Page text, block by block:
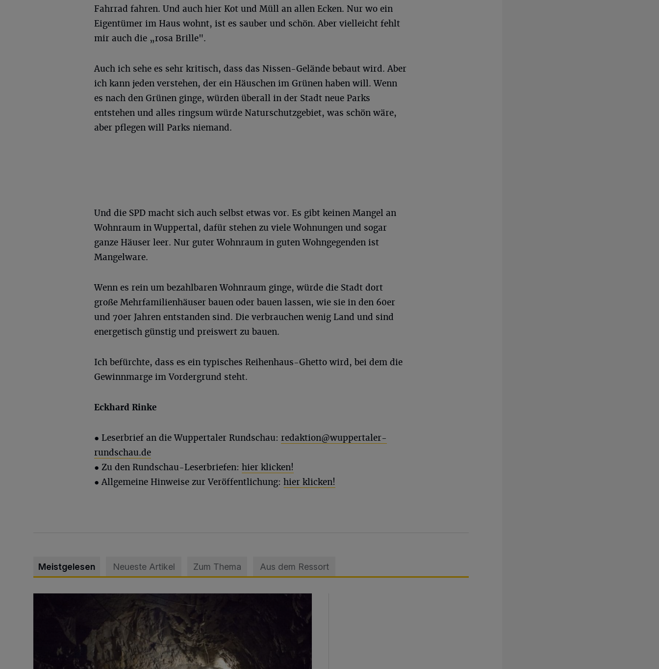
Fahrrad fahren. Und auch hier Kot und Müll an allen Ecken. Nur wo ein
Eigentümer im Haus wohnt, ist es sauber und schön. Aber vielleicht fehlt
mir auch die „rosa Brille".
Auch ich sehe es sehr kritisch, dass das Nissen-Gelände bebaut wird. Aber
ich kann jeden verstehen, der ein Häuschen im Grünen haben will. Wenn
es nach den Grünen ginge, würden überall in der Stadt neue Parks
entstehen und alles ringsum würde Naturschutzgebiet, was schön wäre,
aber pflegen will Parks niemand.
Und die SPD macht sich auch selbst etwas vor. Es gibt keinen Mangel an
Wohnraum in Wuppertal, dafür stehen zu viele Wohnungen und sogar
ganze Häuser leer. Nur guter Wohnraum in guten Wohngegenden ist
Mangelware.
Wenn es rein um bezahlbaren Wohnraum ginge, würde die Stadt dort
große Mehrfamilienhäuser bauen oder bauen lassen, wie sie in den 60er
und 70er Jahren entstanden sind. Die verbrauchen wenig Land und sind
energetisch günstig und preiswert zu bauen.
Ich befürchte, dass es ein typisches Reihenhaus-Ghetto wird, bei dem die
Gewinnmarge im Vordergrund steht.
Eckhard Rinke
● Leserbrief an die Wuppertaler Rundschau: redaktion@wuppertaler-
rundschau.de
● Zu den Rundschau-Leserbriefen: hier klicken!
● Allgemeine Hinweise zur Veröffentlichung: hier klicken!
Meistgelesen Neueste Artikel Zum Thema Aus dem Ressort